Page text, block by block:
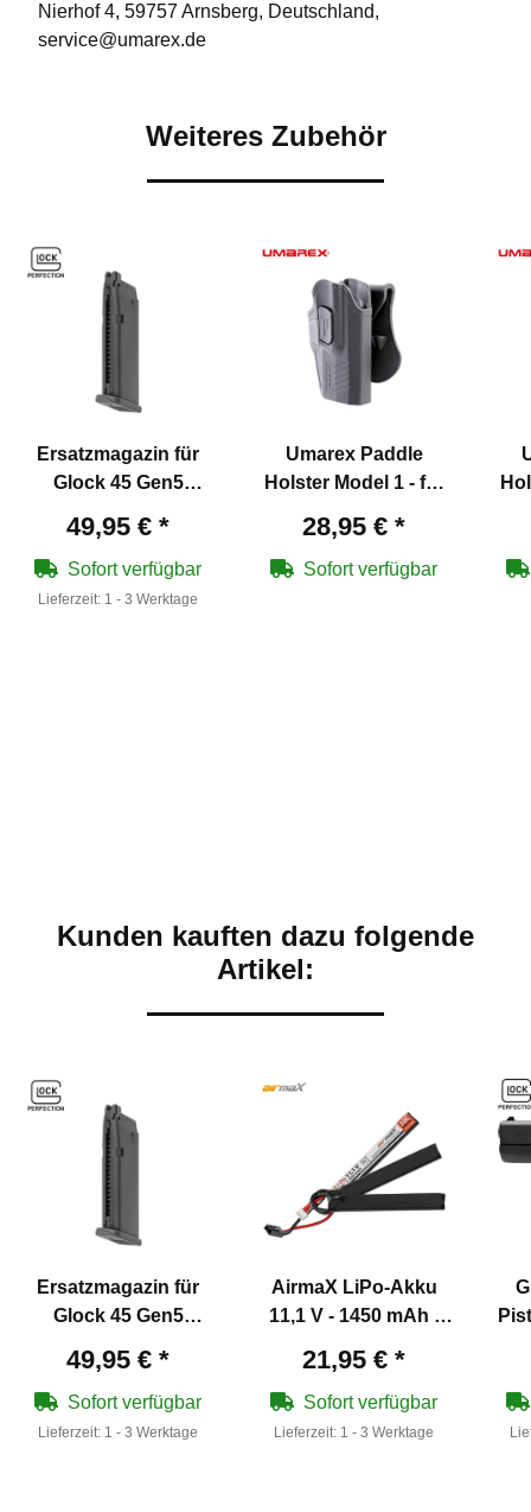
Nierhof 4, 59757 Arnsberg, Deutschland,
service@umarex.de
Weiteres Zubehör
Ersatzmagazin für
Glock 45 Gen5
Gas Blowback Kaliber
6 mm BB
49,95 € *
Sofort verfügbar
Lieferzeit: 1 - 3 Werktage
Umarex Paddle
Holster Model 1 - für
28,95 € *
Sofort verfügbar
Kunden kauften dazu folgende
Artikel:
Ersatzmagazin für
Glock 45 Gen5
Gas Blowback Kaliber
6 mm BB
49,95 € *
Sofort verfügbar
Lieferzeit: 1 - 3 Werktage
AirmaX LiPo-Akku
11,1 V - 1450 mAh -
Stick Type
21,95 € *
Sofort verfügbar
Lieferzeit: 1 - 3 Werktage